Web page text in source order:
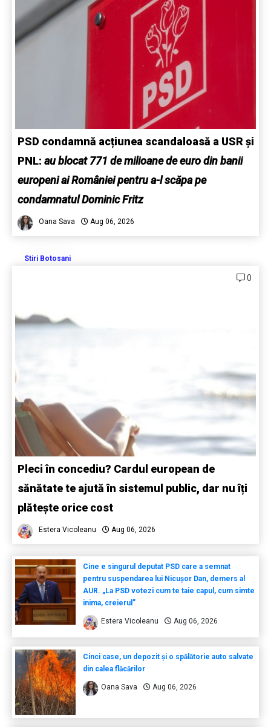
PSD condamnă acțiunea scandaloasă a USR și
PNL: au blocat 771 de milioane de euro din banii
europeni ai României pentru a-l scăpa pe
condamnatul Dominic Fritz
Oana Sava Aug 06, 2026
Stiri Botosani
0
Pleci în concediu? Cardul european de
sănătate te ajută în sistemul public, dar nu îți
plătește orice cost
Estera Vicoleanu Aug 06, 2026
Cine e singurul deputat PSD care a semnat
pentru suspendarea lui Nicușor Dan, demers al
AUR. „La PSD votezi cum te taie capul, cum simte
inima, creierul”
Estera Vicoleanu Aug 06, 2026
Cinci case, un depozit și o spălătorie auto salvate
din calea flăcărilor
Oana Sava Aug 06, 2026